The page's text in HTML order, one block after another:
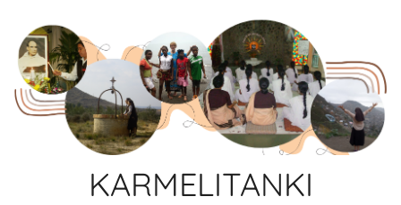
treści
KARMELITANKI